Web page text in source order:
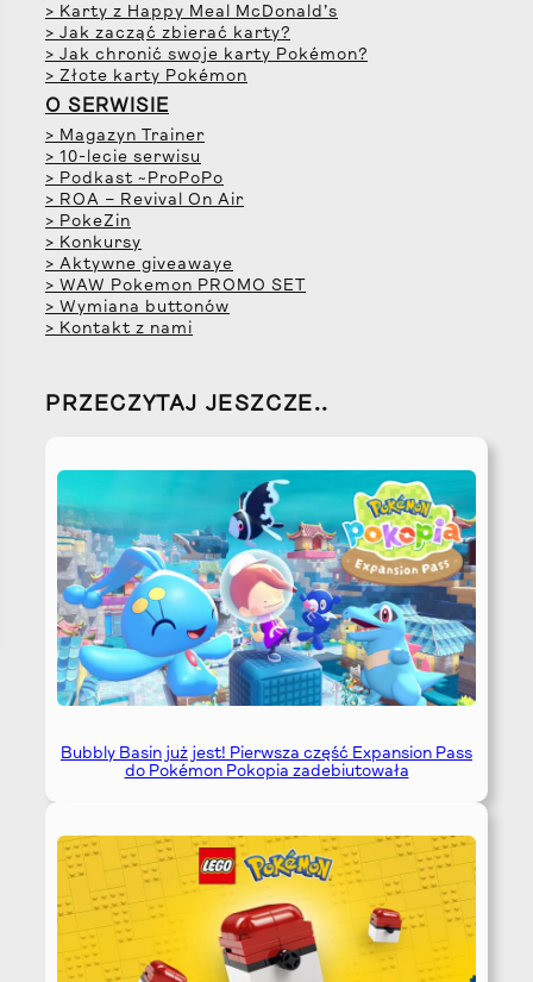
> Karty z Happy Meal McDonald’s
> Jak zacząć zbierać karty?
> Jak chronić swoje karty Pokémon?
> Złote karty Pokémon
O SERWISIE
> Magazyn Trainer
> 10-lecie serwisu
> Podkast ~ProPoPo
> ROA – Revival On Air
> PokeZin
> Konkursy
> Aktywne giveawaye
> WAW Pokemon PROMO SET
> Wymiana buttonów
> Kontakt z nami
PRZECZYTAJ JESZCZE..
Bubbly Basin już jest! Pierwsza część Expansion Pass
do Pokémon Pokopia zadebiutowała